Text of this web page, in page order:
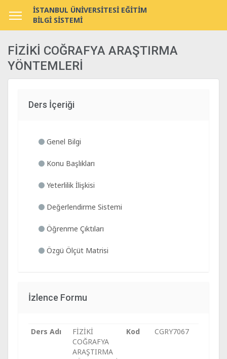
İSTANBUL ÜNİVERSİTESİ EĞİTİM
BİLGİ SİSTEMİ
FİZİKİ COĞRAFYA ARAŞTIRMA
YÖNTEMLERİ
Ders İçeriği
Genel Bilgi
Konu Başlıkları
Yeterlilik İlişkisi
Değerlendirme Sistemi
Öğrenme Çıktıları
Özgü Ölçüt Matrisi
İzlence Formu
Ders Adı
FİZİKİ
COĞRAFYA
ARAŞTIRMA
Kod CGRY7067